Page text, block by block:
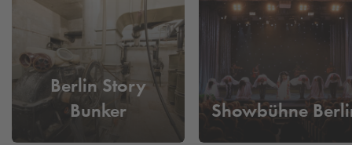
Berlin Story
Bunker
Showbühne